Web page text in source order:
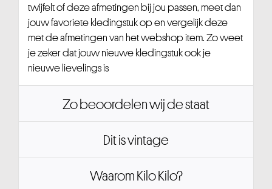
twijfelt of deze afmetingen bij jou passen, meet dan
jouw favoriete kledingstuk op en vergelijk deze
met de afmetingen van het webshop item. Zo weet
je zeker dat jouw nieuwe kledingstuk ook je
nieuwe lievelings is
Zo beoordelen wij de staat
Dit is vintage
Waarom Kilo Kilo?